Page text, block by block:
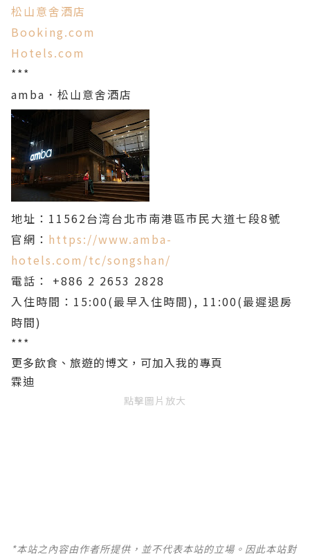
松山意舍酒店
Booking.com
Hotels.com
***
amba．松山意舍酒店
地址：11562台湾台北市南港區市民大道七段8號
官網： https://www.amba-
hotels.com/tc/songshan/
電話： +886 2 2653 2828
入住時間：15:00(最早入住時間), 11:00(最遲退房
時間)
***
更多飲食、旅遊的博文，可加入我的專頁
霖迪
點擊圖片放大
*本站之內容由作者所提供，並不代表本站的立場。因此本站對